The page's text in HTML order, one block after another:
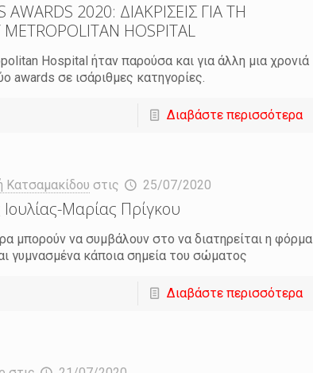
AWARDS 2020: ΔΙΑΚΡΙΣΕΙΣ ΓΙΑ ΤΗ
HOSPITAL
Hospital ήταν παρούσα και για άλλη μια χρονιά
awards σε ισάριθμες κατηγορίες.
Διαβάστε περισσότερα
Κατσαμακίδου στις 25/07/2020
Μαρίας Πρίγκου
μπορούν να συμβάλουν στο να διατηρείται η φόρμα
γυμνασμένα κάποια σημεία του σώματος
Διαβάστε περισσότερα